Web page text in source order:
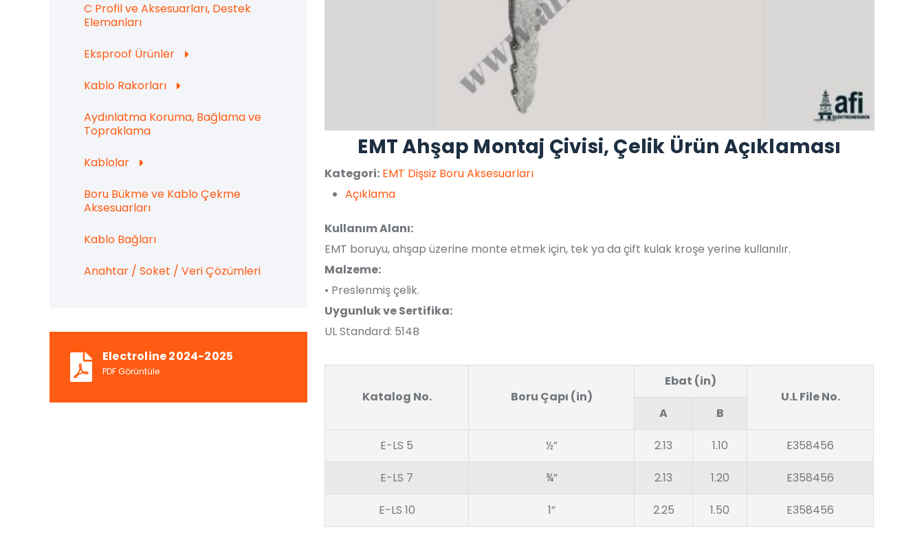
C Profil ve Aksesuarları, Destek
Elemanları
Eksproof Ürünler
Kablo Rakorları
Aydınlatma Koruma, Bağlama ve
Topraklama
Kablolar
Boru Bükme ve Kablo Çekme
Aksesuarları
Kablo Bağları
Anahtar / Soket / Veri Çözümleri
Electroline 2024-2025
PDF Görüntüle
EMT Ahşap Montaj Çivisi, Çelik Ürün Açıklaması
Kategori: EMT Dişsiz Boru Aksesuarları
Açıklama
Kullanım Alanı:
EMT boruyu, ahşap üzerine monte etmek için, tek ya da çift kulak kroşe yerine kullanılır.
Malzeme:
• Preslenmiş çelik.
Uygunluk ve Sertifika:
UL Standard: 514B
Katalog No. Boru Çapı (in)
Ebat (in)
U.L File No.
A
B
E-LS 5 ½” 2.13 1.10 E358456
E-LS 7 ¾” 2.13 1.20 E358456
E-LS 10 1” 2.25 1.50 E358456